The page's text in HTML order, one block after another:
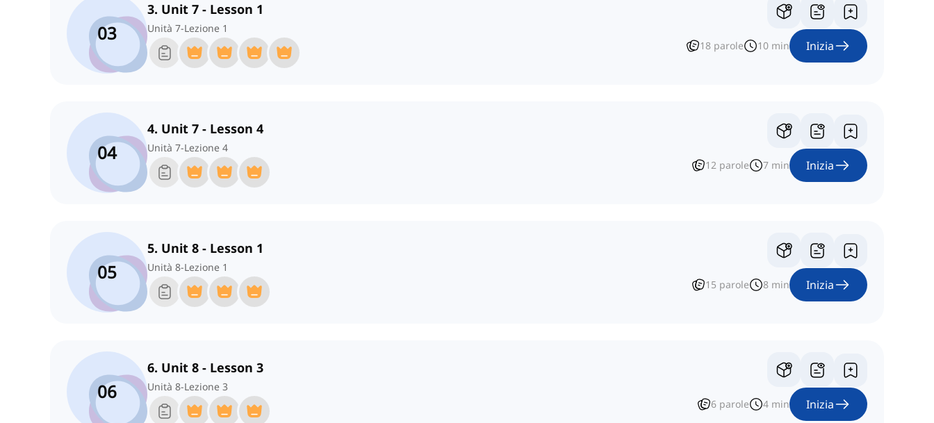
03
3. Unit 7 - Lesson 1
Unità 7-Lezione 1
18 parole 10 min Inizia
04
4. Unit 7 - Lesson 4
Unità 7-Lezione 4
12 parole 7 min Inizia
05
5. Unit 8 - Lesson 1
Unità 8-Lezione 1
15 parole 8 min Inizia
06
6. Unit 8 - Lesson 3
Unità 8-Lezione 3
6 parole 4 min Inizia